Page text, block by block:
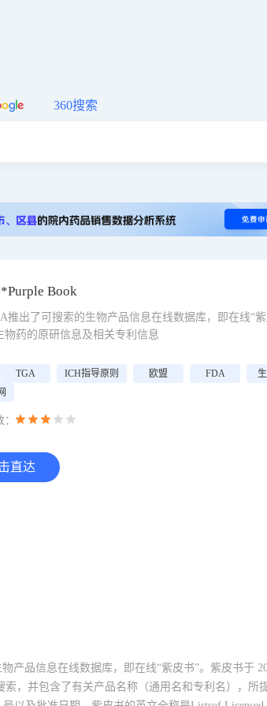
360搜索
Book
推出了可搜索的生物产品信息在线数据库，即在线“紫
物药的原研信息及相关专利信息
TGA ICH指导原则 欧盟 FDA
直达
产品信息在线数据库，即在线“紫皮书”。紫皮书于
，并包含了有关产品名称（通用名和专利名），所